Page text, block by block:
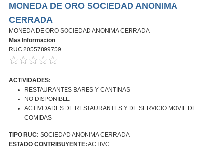
MONEDA DE ORO SOCIEDAD ANONIMA
CERRADA
MONEDA DE ORO SOCIEDAD ANONIMA CERRADA
Mas Informacion
RUC 20557899759
ACTIVIDADES:
RESTAURANTES BARES Y CANTINAS
NO DISPONIBLE
ACTIVIDADES DE RESTAURANTES Y DE SERVICIO MOVIL DE
COMIDAS
TIPO RUC: SOCIEDAD ANONIMA CERRADA
ESTADO CONTRIBUYENTE: ACTIVO